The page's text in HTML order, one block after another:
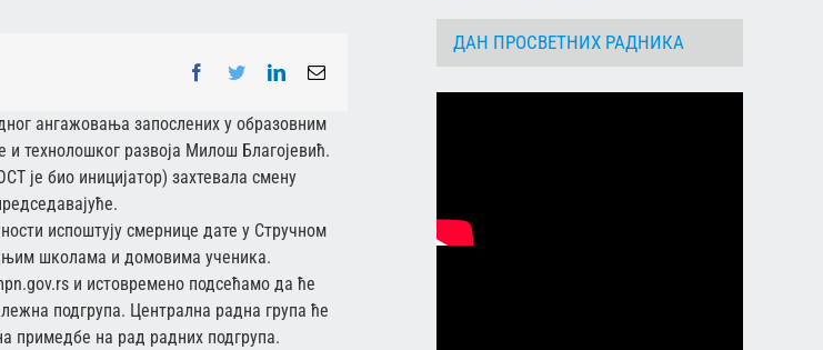
Facebook
TwitterLinkedInEmail
ангажовања запослених у образовним
и технолошког развоја Милош Благојевић.
је био иницијатор) захтевала смену
испоштују смернице дате у Стручном
школама и домовима ученика.
и истовремено подсећамо да ће
подгрупа. Централна радна група ће
примедбе на рад радних подгрупа.
ДАН ПРОСВЕТНИХ РАДНИКА